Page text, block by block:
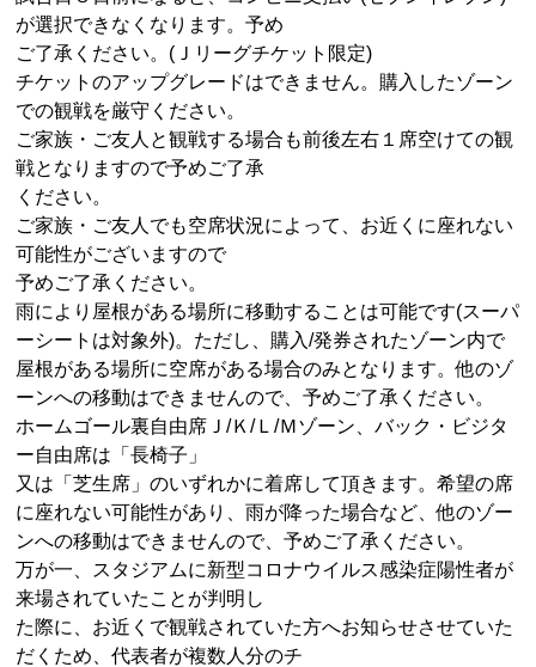
が選択できなくなります。予め
ご了承ください。 ( Ｊリーグチケット限定)
チケットのアップグレードはできません。購入したゾーン
での観戦を厳守ください。
ご家族・ご友人と観戦する場合も前後左右１席空けての観
戦となりますので予めご了承
ください。
ご家族・ご友人でも空席状況によって、お近くに座れない
可能性がございますので
予めご了承ください。
雨により屋根がある場所に移動することは可能です(スーパ
ーシートは対象外)。ただし、購入/発券されたゾーン内で
屋根がある場所に空席がある場合のみとなります。他のゾ
ーンへの移動はできませんので、予めご了承ください。
ホームゴール裏自由席Ｊ/Ｋ/Ｌ/Ｍゾーン、バック・ビジタ
ー自由席は「長椅子」
又は「芝生席」のいずれかに着席して頂きます。希望の席
に座れない可能性があり、雨が降った場合など、他のゾー
ンへの移動はできませんので、予めご了承ください。
万が一、スタジアムに新型コロナウイルス感染症陽性者が
来場されていたことが判明し
た際に、お近くで観戦されていた方へお知らせさせていた
だくため、代表者が複数人分のチ